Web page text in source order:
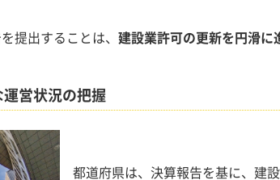
提出することは、 建設業許可の更新を円滑に
営状況の把握
都道府県は、決算報告を基に、建